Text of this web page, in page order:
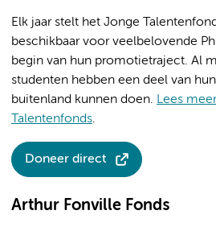
Elk jaar stelt het Jonge
beschikbaar voor veelbelovende
begin van hun promotietraject. Al
studenten hebben een deel van
buitenland kunnen doen. Lees
Talentenfonds.
Doneer direct
Arthur Fonville Fonds